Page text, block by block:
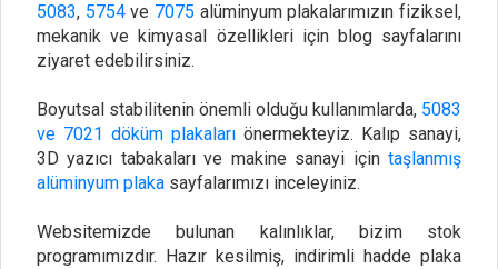
5083, 5754ve 7075 alüminyum plakalarımızın fiziksel,
mekanik ve kimyasal özellikleri için blog sayfalarını
ziyaret edebilirsiniz.
Boyutsal stabilitenin önemli olduğu kullanımlarda, 5083
ve 7021 döküm plakaları önermekteyiz. Kalıp sanayi,
3D yazıcı tabakaları ve makine sanayi için taşlanmış
alüminyum plaka sayfalarımızı inceleyiniz.
Websitemizde bulunan kalınlıklar, bizim stok
programımızdır. Hazır kesilmiş, indirimli hadde plaka